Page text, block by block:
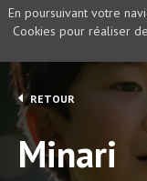
RETOUR
Minari
En poursuivant votre
Cookies pour réaliser